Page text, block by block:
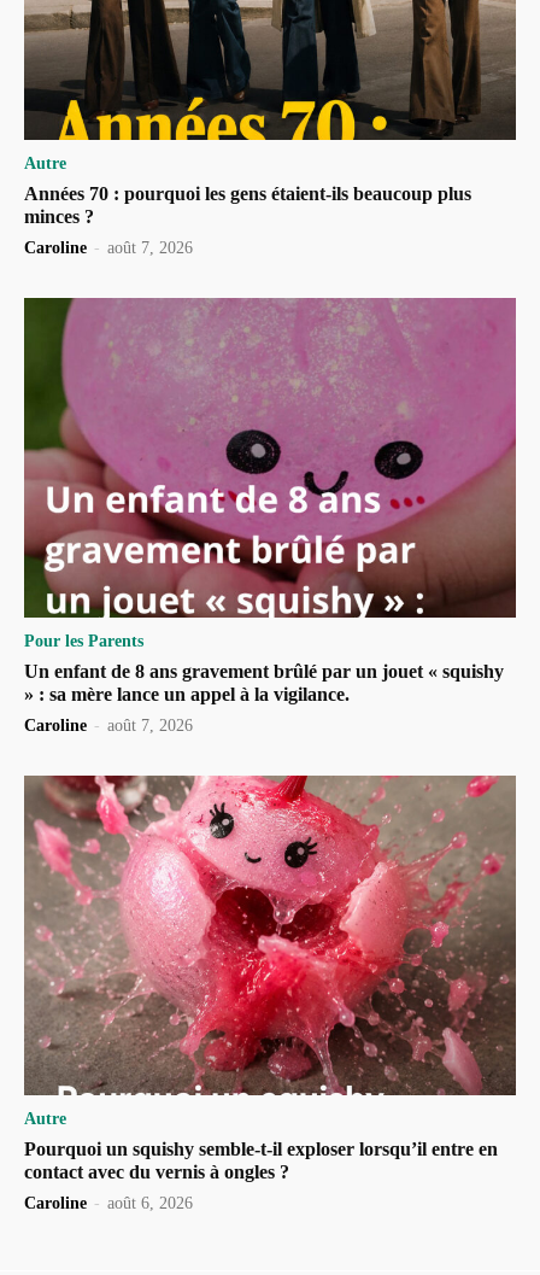
Autre
Années 70 : pourquoi les gens étaient-ils beaucoup plus
minces ?
Caroline - août 7, 2026
Pour les Parents
Un enfant de 8 ans gravement brûlé par un jouet « squishy
» : sa mère lance un appel à la vigilance.
Caroline - août 7, 2026
Autre
Pourquoi un squishy semble-t-il exploser lorsqu’il entre en
contact avec du vernis à ongles ?
Caroline - août 6, 2026